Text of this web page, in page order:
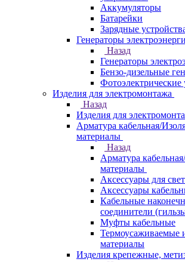
Аккумуляторы
Батарейки
Зарядные
Генераторы
Назад
Генераторы
Бензо-дизельные
Фотоэлектрические
Изделия для электромонтажа
Назад
Изделия для
Арматура кабельная/
материалы
Назад
Арматура
материалы
Аксессуары для
Аксессуары
Кабельные
соединители
Муфты кабельные
Термоусаживаемые
материалы
Изделия крепежные,